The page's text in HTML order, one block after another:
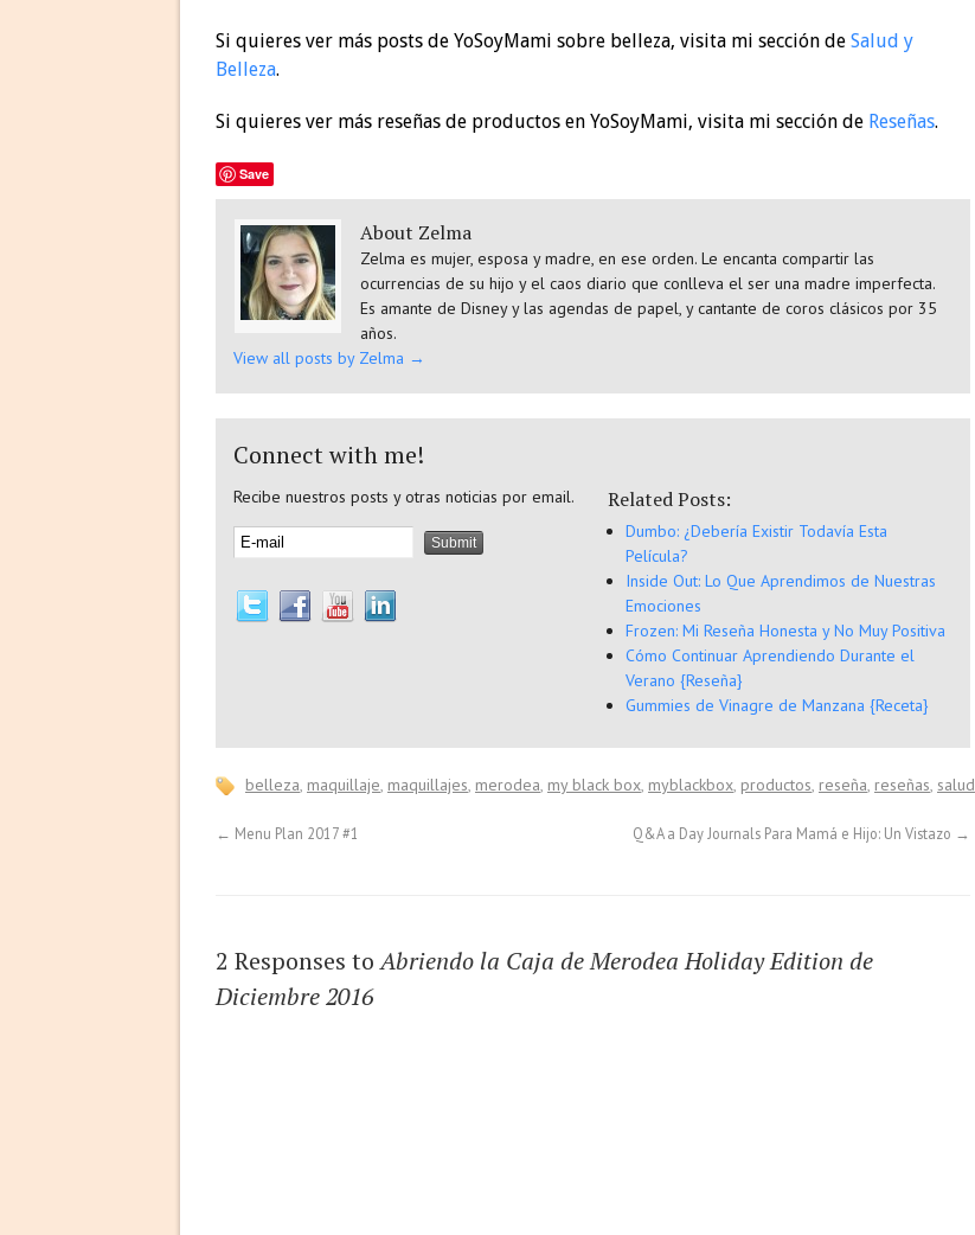
Si quieres ver más posts de YoSoyMami sobre belleza, visita mi sección de Salud y
Belleza.
Si quieres ver más reseñas de productos en YoSoyMami, visita mi sección de Reseñas.
Save
About Zelma
Zelma es mujer, esposa y madre, en ese orden. Le encanta compartir las
ocurrencias de su hijo y el caos diario que conlleva el ser una madre imperfecta.
Es amante de Disney y las agendas de papel, y cantante de coros clásicos por 35
años.
View all posts by Zelma →
Connect with me!
Recibe nuestros posts y otras noticias por email. Related Posts:
Dumbo: ¿Debería Existir Todavía Esta
Película?
Inside Out: Lo Que Aprendimos de Nuestras
Emociones
Frozen: Mi Reseña Honesta y No Muy Positiva
Cómo Continuar Aprendiendo Durante el
Verano {Reseña}
Gummies de Vinagre de Manzana {Receta}
belleza, maquillaje, maquillajes, merodea, my black box, myblackbox, productos, reseña, reseñas, salud
← Menu Plan 2017 #1 Q&A a Day Journals Para Mamá e Hijo: Un Vistazo →
2 Responses toAbriendo la Caja de Merodea Holiday Edition de
Diciembre 2016